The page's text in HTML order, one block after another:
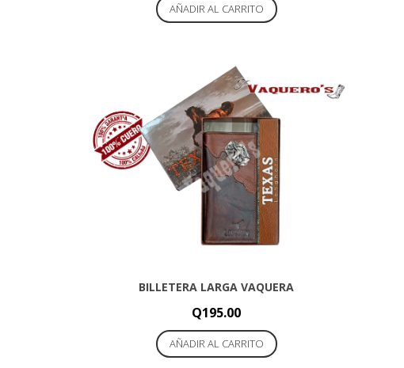
AÑADIR AL CARRITO
BILLETERA LARGA VAQUERA
Q195.00
AÑADIR AL CARRITO